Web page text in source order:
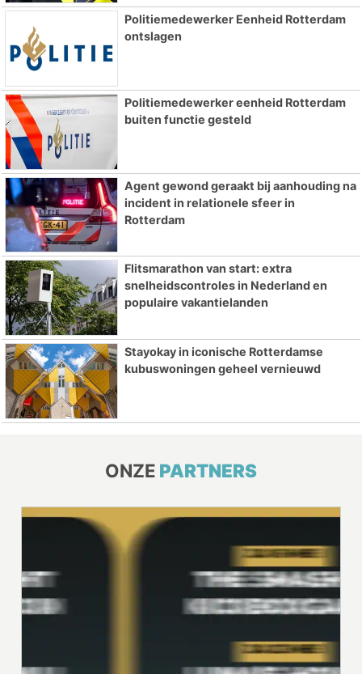
Politiemedewerker Eenheid Rotterdam
ontslagen
Politiemedewerker eenheid Rotterdam
buiten functie gesteld
Agent gewond geraakt bij aanhouding na
incident in relationele sfeer in
Rotterdam
Flitsmarathon van start: extra
snelheidscontroles in Nederland en
populaire vakantielanden
Stayokay in iconische Rotterdamse
kubuswoningen geheel vernieuwd
ONZE PARTNERS